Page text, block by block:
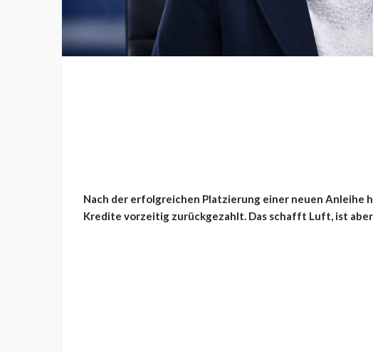
Nach der erfolgreichen Platzierung einer neuen Anleihe
Kredite vorzeitig zurückgezahlt. Das schafft Luft, ist